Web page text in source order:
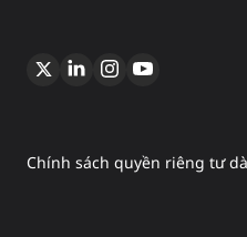
Chính sách quyền riêng tư